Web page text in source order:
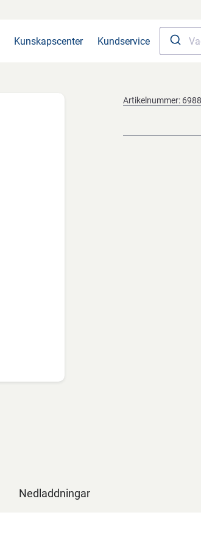
Kunskapscenter Kundservice
Artikelnummer: 6988
Nedladdningar